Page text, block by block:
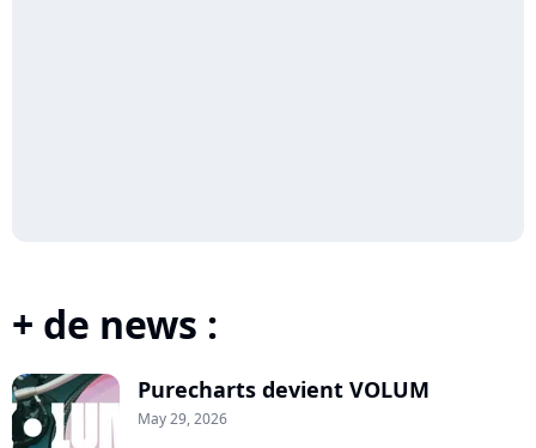
+ de news :
Purecharts devient VOLUM
May 29, 2026